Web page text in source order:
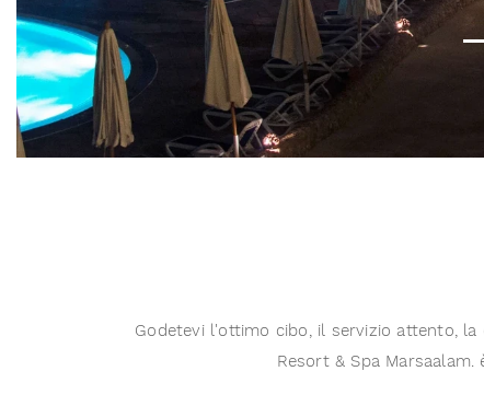
Godetevi l'ottimo cibo, il servizio attento,
Resort & Spa